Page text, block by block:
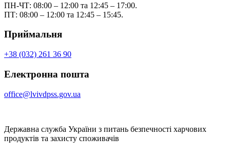
ПН-ЧТ: 08:00 – 12:00 та 12:45 – 17:00.
ПТ: 08:00 – 12:00 та 12:45 – 15:45.
Приймальня
+38 (032) 261 36 90
Електронна пошта
office@lvivdpss.gov.ua
Державна служба України з питань безпечності харчових
продуктів та захисту споживачів